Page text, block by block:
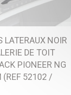
LATERAUX NOIR
DE TOIT
PIONEER NG
(REF 52102 /